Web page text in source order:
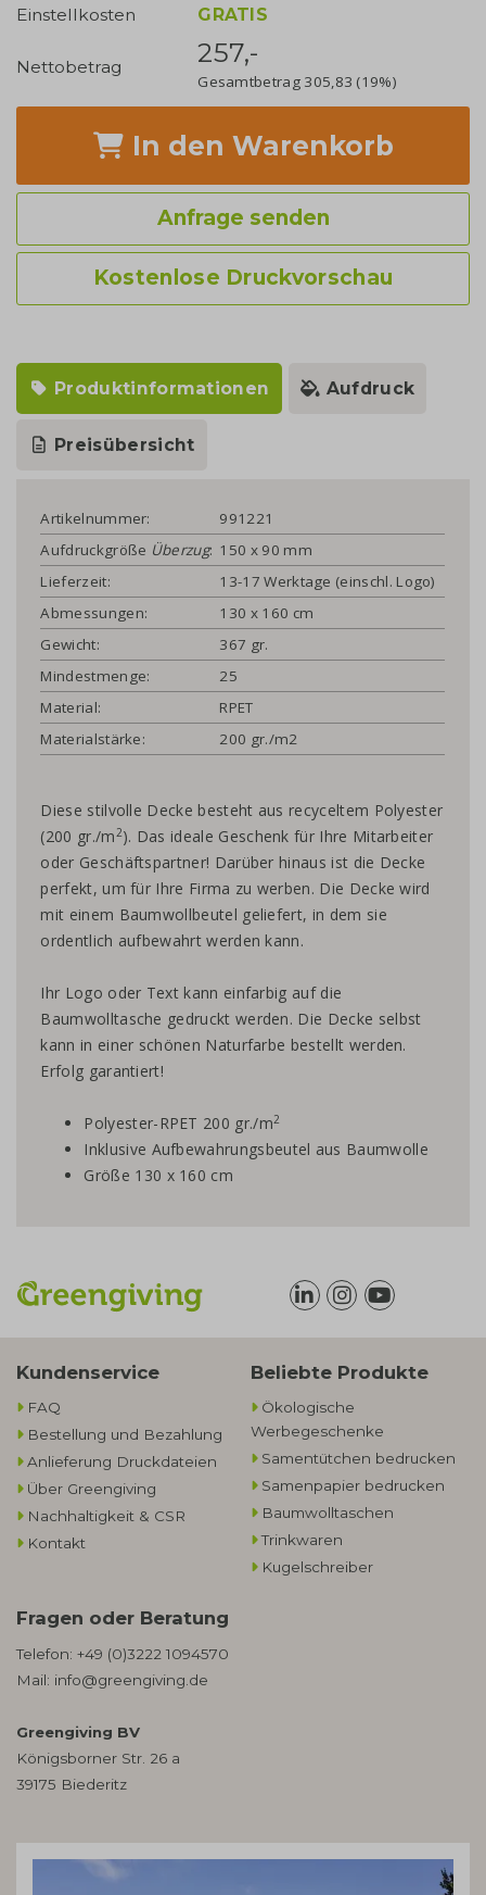
Einstellkosten
GRATIS
Nettobetrag 257,-
Gesamtbetrag 305,83 (19%)
In den Warenkorb
Anfrage senden
Kostenlose Druckvorschau
Produktinformationen Aufdruck
Preisübersicht
Artikelnummer:
991221
Aufdruckgröße Überzug: 150 x 90 mm
Lieferzeit:
13-17 Werktage (einschl. Logo)
Abmessungen:
130 x 160 cm
Gewicht:
367 gr.
Mindestmenge:
25
Material:
RPET
Materialstärke:
200 gr./m2
Diese stilvolle Decke besteht aus recyceltem Polyester
(200 gr./m2). Das ideale Geschenk für Ihre Mitarbeiter
oder Geschäftspartner! Darüber hinaus ist die Decke
perfekt, um für Ihre Firma zu werben. Die Decke wird
mit einem Baumwollbeutel geliefert, in dem sie
ordentlich aufbewahrt werden kann.
Ihr Logo oder Text kann einfarbig auf die
Baumwolltasche gedruckt werden. Die Decke selbst
kann in einer schönen Naturfarbe bestellt werden.
Erfolg garantiert!
Polyester-RPET 200 gr./m2
Inklusive Aufbewahrungsbeutel aus Baumwolle
Größe 130 x 160 cm
Kundenservice
FAQ
Bestellung und Bezahlung
Anlieferung Druckdateien
Über Greengiving
Nachhaltigkeit & CSR
Kontakt
Beliebte Produkte
Ökologische
Werbegeschenke​
Samentütchen bedrucken
Samenpapier bedrucken
Baumwolltaschen​
Trinkwaren
Kugelschreiber
Fragen oder Beratung
Telefon: +49 (0)3222 1094570
Mail: info@greengiving.de
Greengiving BV
Königsborner Str. 26 a
39175 Biederitz